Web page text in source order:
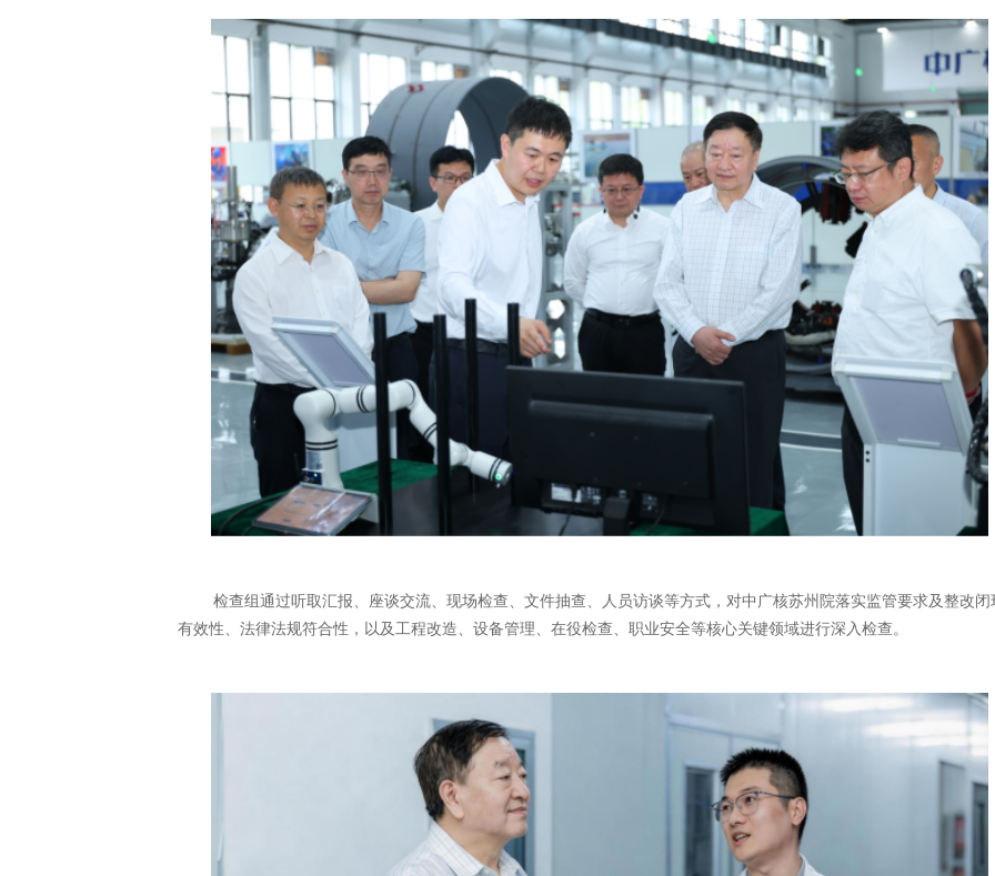
检查组通过听取汇报、座谈交流、现场检查、文件抽查、人员访谈等方式，对中广核苏州院落实监管要求及整改闭
有效性、法律法规符合性，以及工程改造、设备管理、在役检查、职业安全等核心关键领域进行深入检查。